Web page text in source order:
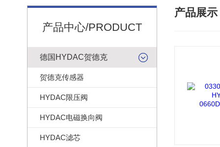
产品中心/PRODUCT
德国HYDAC贺德克
贺德克传感器
HYDAC限压阀
HYDAC电磁换向阀
HYDAC滤芯
产品展示